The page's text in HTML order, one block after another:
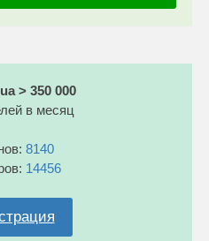
> 350 000
в месяц
8140
14456